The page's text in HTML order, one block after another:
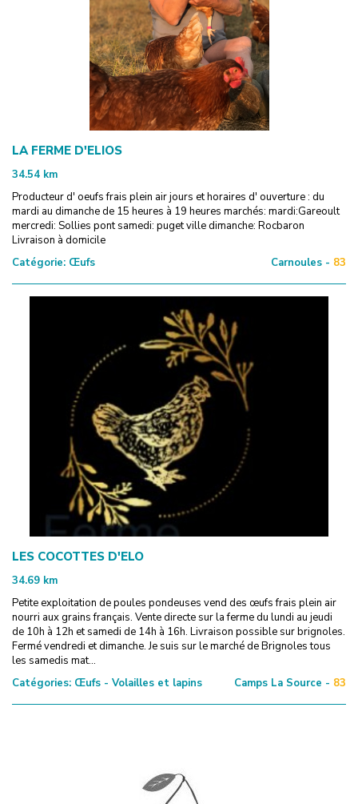
LA FERME D'ELIOS
34.54 km
Producteur d' oeufs frais plein air jours et horaires d' ouverture : du
mardi au dimanche de 15 heures à 19 heures marchés: mardi:Gareoult
mercredi: Sollies pont samedi: puget ville dimanche: Rocbaron
Livraison à domicile
Catégorie: Œufs Carnoules - 83
LES COCOTTES D'ELO
34.69 km
Petite exploitation de poules pondeuses vend des œufs frais plein air
nourri aux grains français. Vente directe sur la ferme du lundi au jeudi
de 10h à 12h et samedi de 14h à 16h. Livraison possible sur brignoles.
Fermé vendredi et dimanche. Je suis sur le marché de Brignoles tous
les samedis mat...
Catégories: Œufs - Volailles et lapins Camps La Source - 83